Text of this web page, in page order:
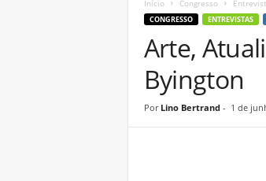
Início Congresso
CONGRESSO ENTREVISTAS
Arte,
Byington
Por Lino Bertrand- 1 de